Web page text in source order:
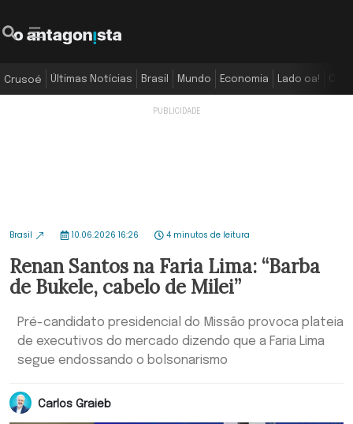
Crusoé Últimas Notícias Brasil Mundo Economia Lado oa!
Brasil 10.06.2026 16:26 4 minutos de leitura
Renan Santos na Faria Lima: “Barba
de Bukele, cabelo de Milei”
Pré-candidato presidencial do Missão provoca plateia
de executivos do mercado dizendo que a Faria Lima
segue endossando o bolsonarismo
Carlos Graieb